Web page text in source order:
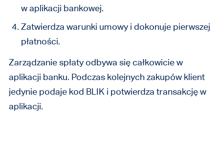
w aplikacji bankowej.
Zatwierdza warunki umowy i dokonuje pierwszej
płatności.
Zarządzanie spłaty odbywa się całkowicie w
aplikacji banku. Podczas kolejnych zakupów klient
jedynie podaje kod BLIK i potwierdza transakcję w
aplikacji.